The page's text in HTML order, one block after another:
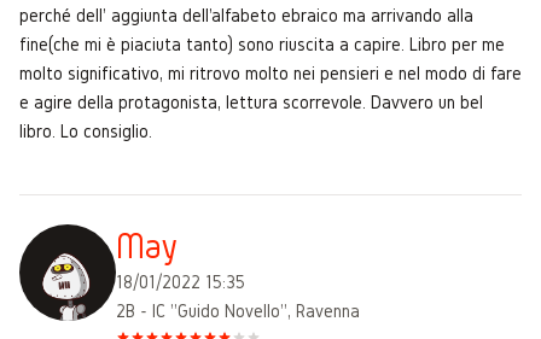
perché dell' aggiunta dell'alfabeto ebraico ma arrivando alla
fine(che mi è piaciuta tanto) sono riuscita a capire. Libro per me
molto significativo, mi ritrovo molto nei pensieri e nel modo di fare
e agire della protagonista, lettura scorrevole. Davvero un bel
libro. Lo consiglio.
May
18/01/2022 15:35
2B - IC "Guido Novello", Ravenna